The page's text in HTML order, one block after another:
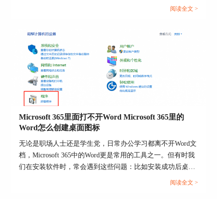
图5：日历属性窗口
3、在实际工作中，我们也可以根据需求灵活设置
权限。例如在项目协作时，如果需要部门负责人直
接调整会议时间，可以为其开启【可编辑】权限。
呢？接下来就带大家了解一下Excel下拉选项怎么设置，
阅读全文 >
Microsoft 365里面打不开Word Microsoft 365里的
Word怎么创建桌面图标
无论是职场人士还是学生党，日常办公学习都离不开Word文
档，Microsoft 365中的Word更是常用的工具之一。但有时我
们在安装软件时，常会遇到这些问题：比如安装成功后桌面
没有Word快捷图标，或者图标存在却无法打开Word，这是
阅读全文 >